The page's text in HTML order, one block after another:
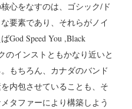
心をなすのは、ゴシック/ド
要素であり、それらがノイ
God Speed You ,Black
のインストともかなり近いと
もちろん、カナダのバンド
内包させていることも、そ
タファーにより構築しよう